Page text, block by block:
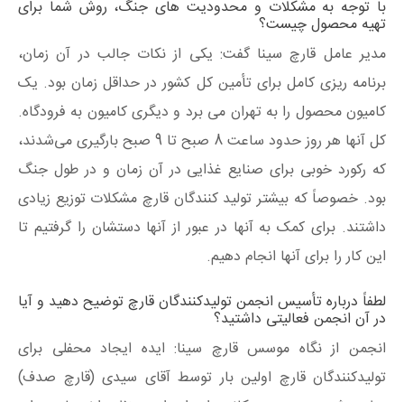
با توجه به مشکلات و محدودیت های جنگ، روش شما برای
تهیه محصول چیست؟
مدیر عامل قارچ سینا گفت: یکی از نکات جالب در آن زمان،
برنامه ریزی کامل برای تأمین کل کشور در حداقل زمان بود. یک
کامیون محصول را به تهران می برد و دیگری کامیون به فرودگاه.
کل آنها هر روز حدود ساعت 8 صبح تا 9 صبح بارگیری می‌شدند،
که رکورد خوبی برای صنایع غذایی در آن زمان و در طول جنگ
بود. خصوصاً که بیشتر تولید کنندگان قارچ مشکلات توزیع زیادی
داشتند. برای کمک به آنها در عبور از آنها دستشان را گرفتیم تا
این کار را برای آنها انجام دهیم.
لطفاً درباره تأسیس انجمن تولیدکنندگان قارچ توضیح دهید و آیا
در آن انجمن فعالیتی داشتید؟
انجمن از نگاه موسس قارچ سینا: ایده ایجاد محفلی برای
تولیدکنندگان قارچ اولین بار توسط آقای سیدی (قارچ صدف)